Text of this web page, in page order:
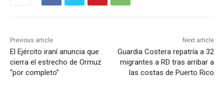
Previous article
El Ejército iraní anuncia que
cierra el estrecho de Ormuz
“por completo”
Next article
Guardia Costera repatría a 32
migrantes a RD tras arribar a
las costas de Puerto Rico